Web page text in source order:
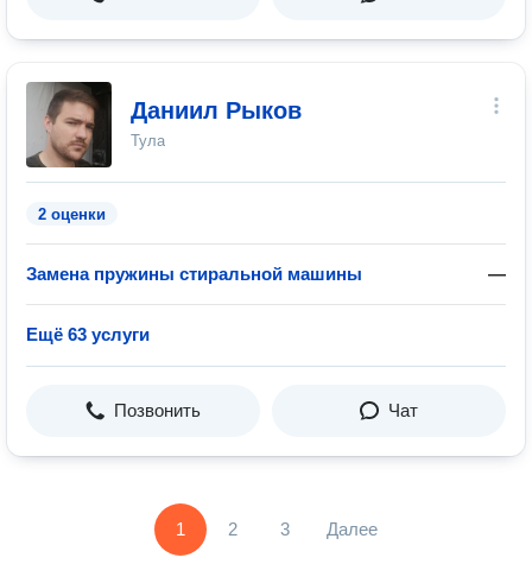
Даниил Рыков
Тула
2 оценки
Замена пружины стиральной машины —
Ещё 63 услуги
Позвонить Чат
1 2 3 Далее